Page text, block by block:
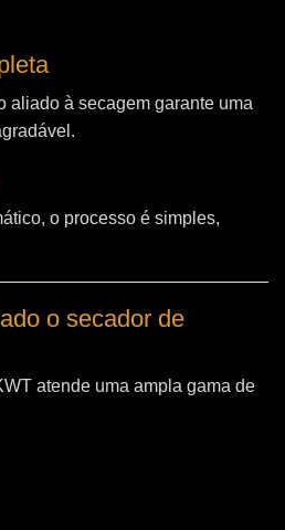
aliado à secagem garante uma
o processo é simples,
o secador de
atende uma ampla gama de